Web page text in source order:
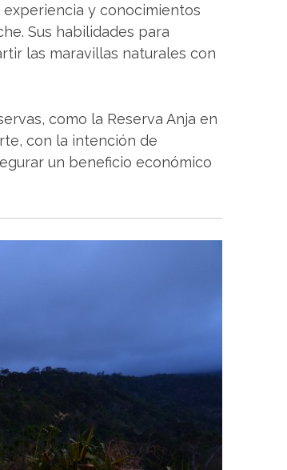
experiencia y conocimientos
Sus habilidades para
las maravillas naturales con
como la Reserva Anja en
con la intención de
un beneficio económico